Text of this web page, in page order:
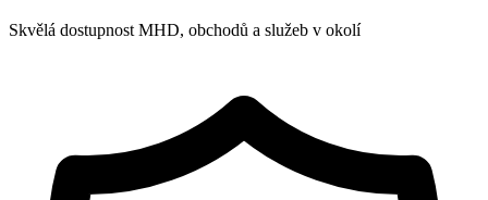
Skvělá dostupnost MHD, obchodů a služeb v okolí